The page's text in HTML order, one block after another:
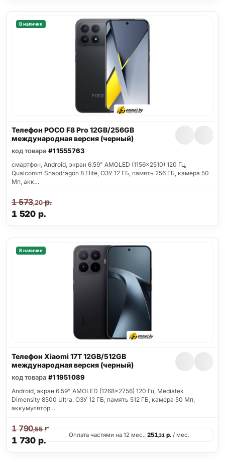
В наличии
Телефон POCO F8 Pro 12GB/256GB
международная версия (черный)
код товара #11555763
смартфон, Android, экран 6.59" AMOLED (1156x2510) 120 Гц,
Qualcomm Snapdragon 8 Elite, ОЗУ 12 ГБ, память 256 ГБ, камера 50
Мп, акк…
1 520 р.
1 573,20р.
В наличии
Телефон Xiaomi 17T 12GB/512GB
международная версия (черный)
код товара #11951089
Android, экран 6.59" AMOLED (1268x2756) 120 Гц, Mediatek
Dimensity 8500 Ultra, ОЗУ 12 ГБ, память 512 ГБ, камера 50 Мп,
аккумулятор…
1 730 р.
1 790,55р.
Оплата частями на 12 мес.: 251,31 р. / мес.